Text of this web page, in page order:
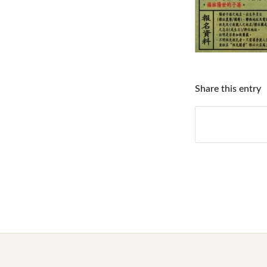
Share this entry